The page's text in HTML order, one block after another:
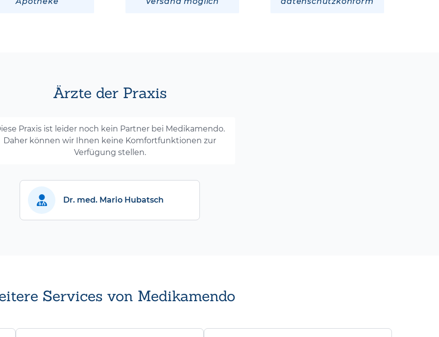
Ärzte der Praxis
Praxis ist leider noch kein Partner bei Medikamendo.
Daher können wir Ihnen keine Komfortfunktionen zur
Verfügung stellen.
Dr. med. Mario Hubatsch
Services von Medikamendo